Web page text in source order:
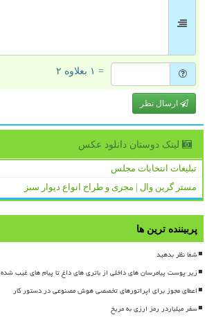
= ۱ بعلاوه ۲
ارسال نظر
لینک دوستان دانلود عكس
تبلیغات انتخابات مجلس
مستر گرین وال | مجری و طراح انواع دیوار سبز
پربیننده ترین ها
شما نظر بدهید
زیر پوست پیامرسان های داخلی از باتری های داغ تا پیام های غیب شده
اعطای مجوز برای اپراتورهای تخصصی هوش مصنوعی در دستور کار
سفر میلیاردر رمز ارزی به مریخ